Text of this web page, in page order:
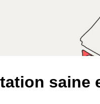
saine